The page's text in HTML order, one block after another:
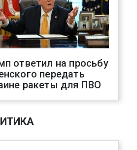
ответил на просьбу
передать
ракеты для ПВО